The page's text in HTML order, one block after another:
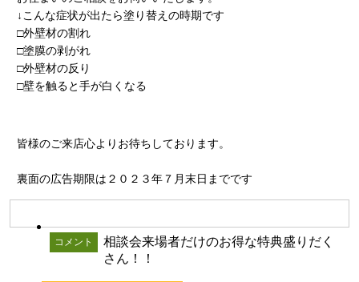
↓こんな症状が出たら塗り替えの時期です
□外壁材の割れ
□塗膜の剥がれ
□外壁材の反り
□壁を触ると手が白くなる
皆様のご来店心よりお待ちしております。
裏面の広告期限は２０２３年７月末日までです
コメント
相談会来場者だけのお得な特典盛りだく
さん！！